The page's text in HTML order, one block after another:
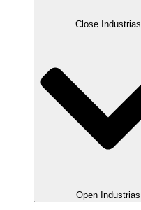
Close Industrias
Open Industrias